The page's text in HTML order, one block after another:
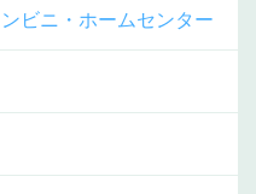
ビニ・ホームセンター